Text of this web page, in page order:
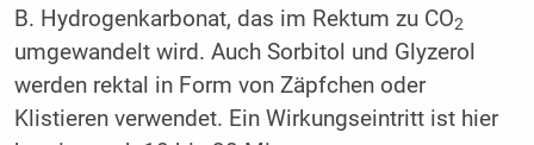
B. Hydrogenkarbonat, das im Rektum zu CO2
umgewandelt wird. Auch Sorbitol und Glyzerol
werden rektal in Form von Zäpfchen oder
Klistieren verwendet. Ein Wirkungseintritt ist hier